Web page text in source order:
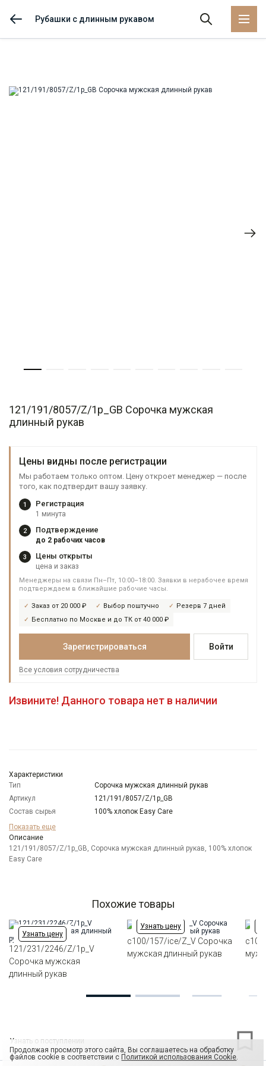
Рубашки с длинным рукавом
121/191/8057/Z/1p_GB Сорочка мужская
длинный рукав
Цены видны после регистрации
Мы работаем только оптом. Цену откроет менеджер — после
того, как подтвердит вашу заявку.
1 Регистрация
1 минута
2 Подтверждение
до 2 рабочих часов
3 Цены открыты
цена и заказ
Менеджеры на связи Пн–Пт, 10:00–18:00. Заявки в нерабочее время
подтверждаем в ближайшие рабочие часы.
Заказ от 20 000 ₽ Выбор поштучно
Резерв 7 дней
Бесплатно по Москве и до ТК от 40 000 ₽
Зарегистрироваться Войти
Все условия сотрудничества
Извините! Данного товара нет в наличии
Характеристики
Тип
Сорочка мужская длинный рукав
Артикул
121/191/8057/Z/1p_GB
Состав сырья
100% хлопок Easy Care
Бренд
Модель
Цвет
Белый
Отделка
Французский маленький
универсальный закругленный на пуговицах и
под запонки
Карман
отсутствует
Силуэт
Полуприталенный силуэт / Regular fit
Показать еще
Описание
121/191/8057/Z/1p_GB, Сорочка мужская длинный рукав, 100% хлопок
Easy Care
Похожие товары
Узнать цену
121/231/2246/Z/1p_V
Сорочка мужская
длинный рукав
Узнать цену
c100/157/ice/Z_V Сорочка
мужская длинный рукав
Узнать о поступлении
Продолжая просмотр этого сайта, Вы соглашаетесь на обработку
файлов cookie в соответствии с Политикой использования Cookie.